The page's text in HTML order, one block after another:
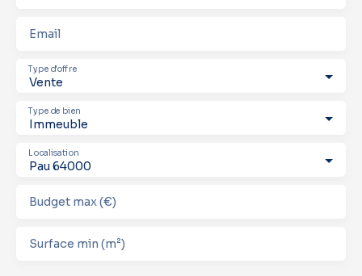
Email
Vente
Type d'offre
Immeuble
Type de bien
Pau 64000
Localisation
Budget max (€)
Surface min (m²)